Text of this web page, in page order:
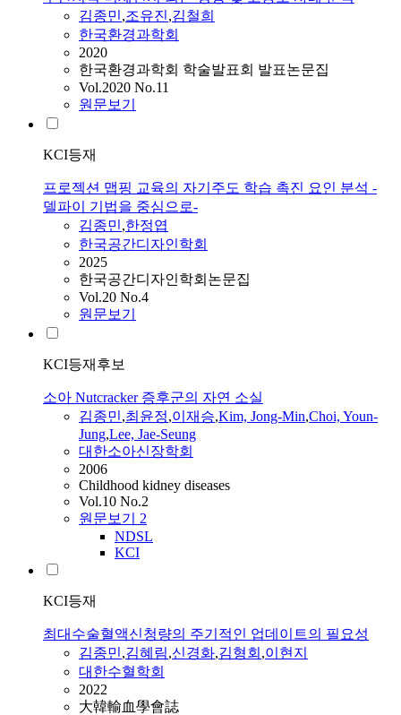
김종민,조유진,김철희
한국환경과학회
2020
한국환경과학회 학술발표회 발표논문집
Vol.2020 No.11
원문보기
KCI등재
프로젝션 맵핑 교육의 자기주도 학습 촉진 요인 분석 -
델파이 기법을 중심으로-
김종민,한정엽
한국공간디자인학회
2025
한국공간디자인학회논문집
Vol.20 No.4
원문보기
KCI등재후보
소아 Nutcracker 증후군의 자연 소실
김종민,최윤정,이재승,Kim, Jong-Min,Choi, Youn-
Jung,Lee, Jae-Seung
대한소아신장학회
2006
Childhood kidney diseases
Vol.10 No.2
원문보기 2
NDSL
KCI
KCI등재
최대수술혈액신청량의 주기적인 업데이트의 필요성
김종민,김혜림,신경화,김형회 ,이현지
대한수혈학회
2022
大韓輸血學會誌